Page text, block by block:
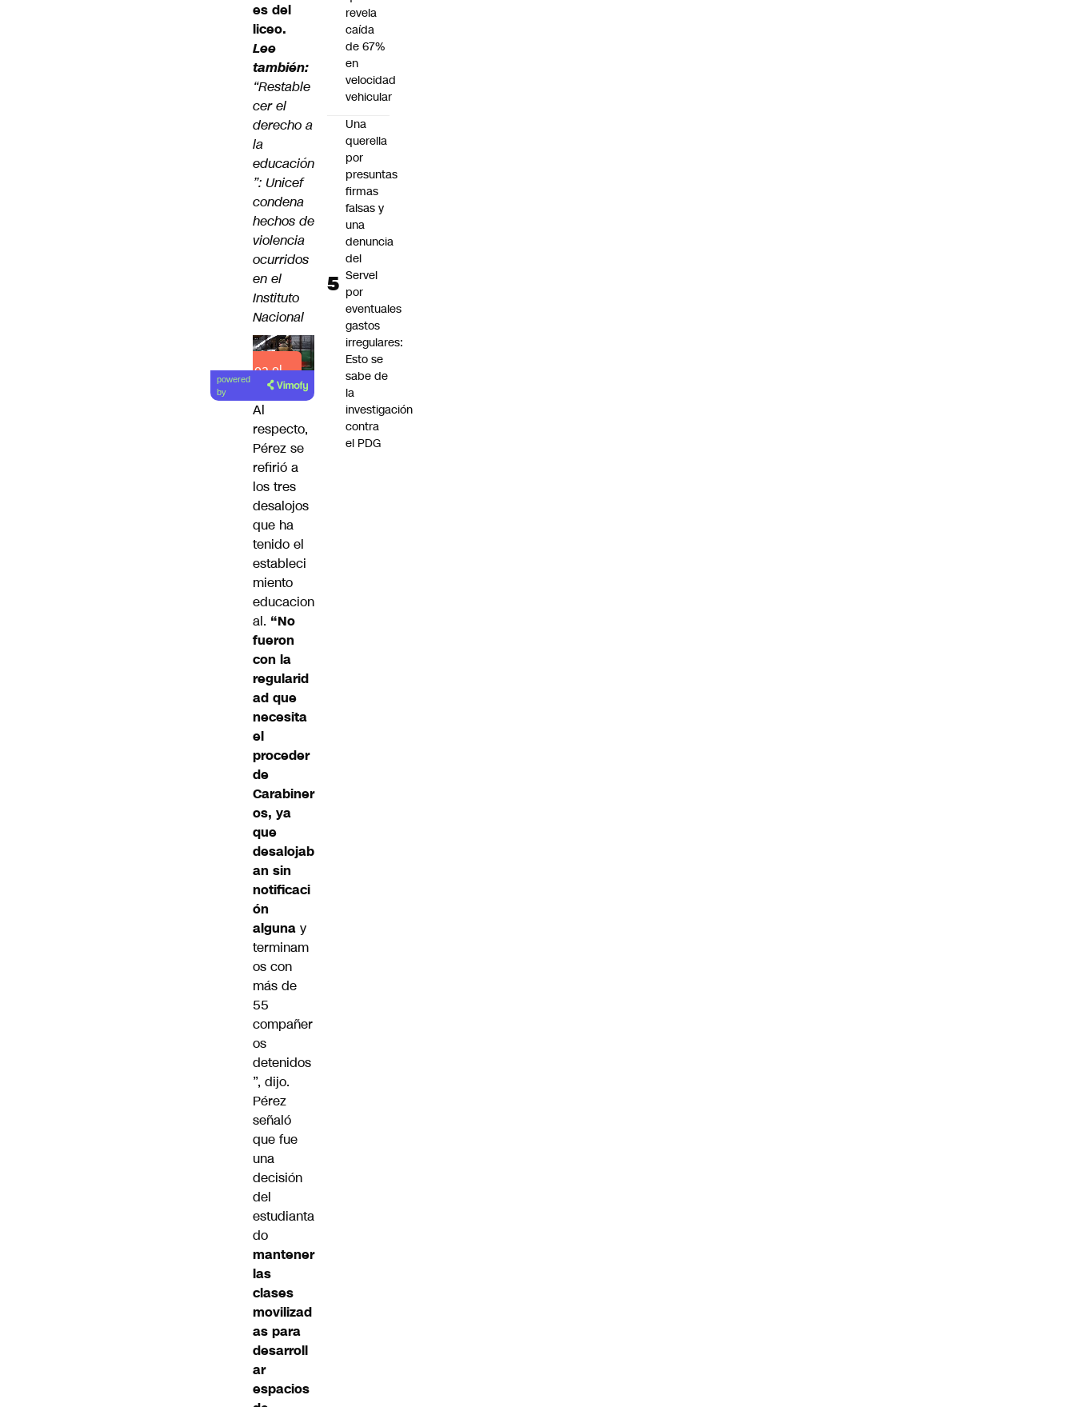
es del
liceo.
Lee
también:
“Restable
cer el
derecho a
la
educación
”: Unicef
condena
hechos de
violencia
ocurridos
en el
Instituto
Nacional
Lea el
artículo
powered
by
Al
respecto,
Pérez se
refirió a
los tres
desalojos
que ha
tenido el
estableci
miento
educacion
al. “No
fueron
con la
regularid
ad que
necesita
el
proceder
de
Carabiner
os, ya
que
desalojab
an sin
notificaci
ón
alguna y
terminam
os con
más de
55
compañer
os
detenidos
”, dijo.
Pérez
señaló
que fue
una
decisión
del
estudianta
do
mantener
las
clases
movilizad
as para
desarroll
ar
espacios
revela
caída
de 67%
en
velocidad
vehicular
Una
querella
por
presuntas
firmas
falsas y
una
denuncia
del
Servel
por
eventuales
gastos
irregulares:
Esto se
sabe de
la
investigación
contra
el PDG